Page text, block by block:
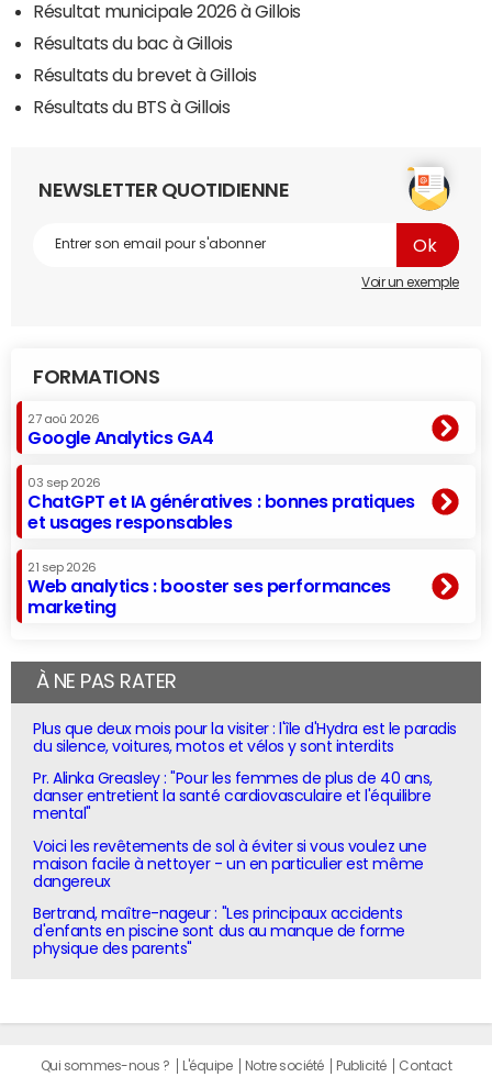
Résultat municipale 2026 à Gillois
Résultats du bac à Gillois
Résultats du brevet à Gillois
Résultats du BTS à Gillois
NEWSLETTER QUOTIDIENNE
Voir un exemple
FORMATIONS
27 aoû 2026
Google Analytics GA4
03 sep 2026
ChatGPT et IA génératives : bonnes pratiques
et usages responsables
21 sep 2026
Web analytics : booster ses performances
marketing
À NE PAS RATER
Plus que deux mois pour la visiter : l'île d'Hydra est le paradis
du silence, voitures, motos et vélos y sont interdits
Pr. Alinka Greasley : "Pour les femmes de plus de 40 ans,
danser entretient la santé cardiovasculaire et l'équilibre
mental"
Voici les revêtements de sol à éviter si vous voulez une
maison facile à nettoyer - un en particulier est même
dangereux
Bertrand, maître-nageur : "Les principaux accidents
d'enfants en piscine sont dus au manque de forme
physique des parents"
Qui sommes-nous ? L'équipe Notre société Publicité Contact